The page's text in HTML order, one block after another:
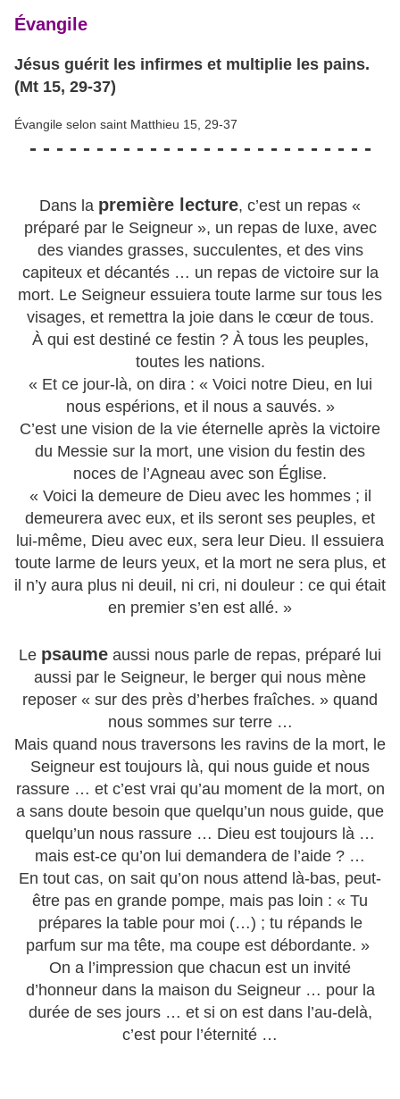
Évangile
Jésus guérit les infirmes et multiplie les pains.
(Mt 15, 29-37)
Évangile selon saint Matthieu 15, 29-37
- - - - - - - - - - - - - - - - - - - - - - - - - -
Dans la première lecture, c’est un repas «
préparé par le Seigneur », un repas de luxe, avec
des viandes grasses, succulentes, et des vins
capiteux et décantés … un repas de victoire sur la
mort. Le Seigneur essuiera toute larme sur tous les
visages, et remettra la joie dans le cœur de tous.
À qui est destiné ce festin ? À tous les peuples,
toutes les nations.
« Et ce jour-là, on dira : « Voici notre Dieu, en lui
nous espérions, et il nous a sauvés. »
C’est une vision de la vie éternelle après la victoire
du Messie sur la mort, une vision du festin des
noces de l’Agneau avec son Église.
« Voici la demeure de Dieu avec les hommes ; il
demeurera avec eux, et ils seront ses peuples, et
lui-même, Dieu avec eux, sera leur Dieu. Il essuiera
toute larme de leurs yeux, et la mort ne sera plus, et
il n’y aura plus ni deuil, ni cri, ni douleur : ce qui était
en premier s’en est allé. »
Le psaume aussi nous parle de repas, préparé lui
aussi par le Seigneur, le berger qui nous mène
reposer « sur des près d’herbes fraîches. » quand
nous sommes sur terre …
Mais quand nous traversons les ravins de la mort, le
Seigneur est toujours là, qui nous guide et nous
rassure … et c’est vrai qu’au moment de la mort, on
a sans doute besoin que quelqu’un nous guide, que
quelqu’un nous rassure … Dieu est toujours là …
mais est-ce qu’on lui demandera de l’aide ? …
En tout cas, on sait qu’on nous attend là-bas, peut-
être pas en grande pompe, mais pas loin : « Tu
prépares la table pour moi (…) ; tu répands le
parfum sur ma tête, ma coupe est débordante. »
On a l’impression que chacun est un invité
d’honneur dans la maison du Seigneur … pour la
durée de ses jours … et si on est dans l’au-delà,
c’est pour l’éternité …